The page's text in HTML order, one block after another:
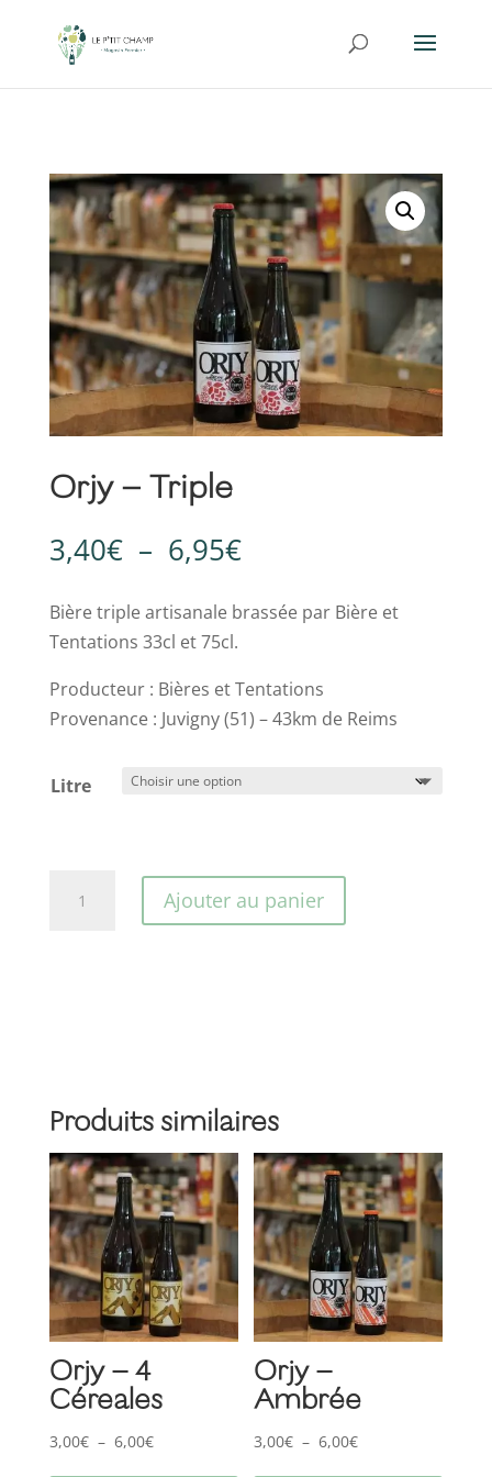
Orjy – Triple
3,40€ – 6,95€Plage
prix :
6,95€
Bière triple artisanale brassée par Bière et
Tentations 33cl et 75cl.
Producteur : Bières et Tentations
Provenance : Juvigny (51) – 43km de Reims
Litre
Ajouter au panier
Produits similaires
Orjy – 4
Céreales
3,00€ – 6,00€Plage
Orjy –
Ambrée
3,00€ – 6,00€Plage